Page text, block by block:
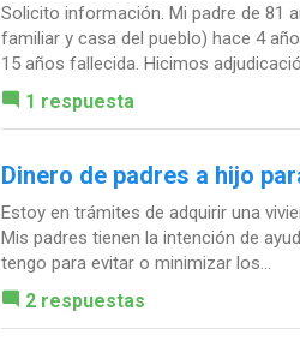
Solicito información. Mi padre de 81
familiar y casa del pueblo) hace 4
15 años fallecida. Hicimos
1 respuesta
Dinero de padres a hijo
Estoy en trámites de adquirir una
Mis padres tienen la intención de
tengo para evitar o minimizar los...
2 respuestas